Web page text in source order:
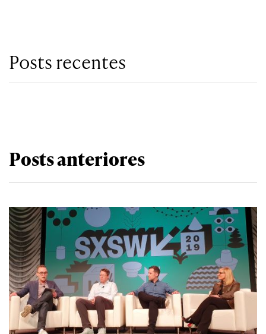
Posts recentes
Posts anteriores